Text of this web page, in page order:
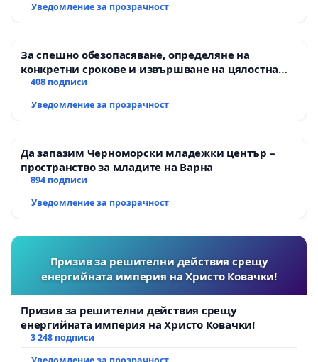
Уведомление за прозрачност
За спешно обезопасяване, определяне на
конкретни срокове и извършване на цялостна
рехабилитация на републиканския път между
Мирово - к.к. Момин проход
408 подписи
Уведомление за прозрачност
Да запазим Черноморски младежки център –
пространство за младите на Варна
894 подписи
Уведомление за прозрачност
Призив за решителни действия срещу
енергийната империя на Христо Ковачки!
Призив за решителни действия срещу
енергийната империя на Христо Ковачки!
3 248 подписи